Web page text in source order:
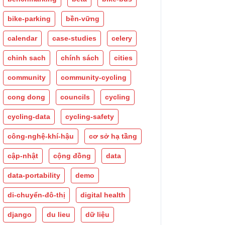
bike-parking bền-vững
calendar case-studies celery
chinh sach chính sách cities
community community-cycling
cong dong councils cycling
cycling-data cycling-safety
công-nghệ-khí-hậu cơ sở hạ tầng
cập-nhật cộng đồng data
data-portability demo
di-chuyển-đô-thị digital health
django du lieu dữ liệu